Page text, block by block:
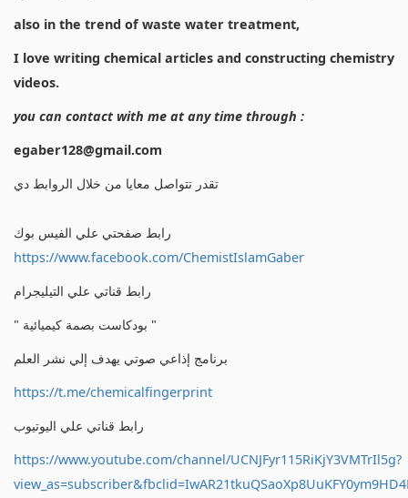
also in the trend of waste water treatment,
I love writing chemical articles and constructing chemistry
videos.
you can contact with me at any time through :
egaber128@gmail.com
تقدر تتواصل معايا من خلال الروابط دي
رابط صفحتي علي الفيس بوك
https://www.facebook.com/ChemistIslamGaber
رابط قناتي علي التيليجرام
" بودكاست بصمة كيميائية "
برنامج إذاعي صوتي يهدف إلي نشر العلم
https://t.me/chemicalfingerprint
رابط قناتي علي اليوتيوب
https://www.youtube.com/channel/UCNJFyr115RiKjY3VMTrIl5g?